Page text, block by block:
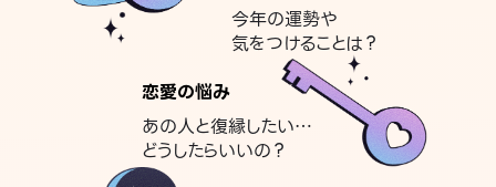
今年の運勢や
気をつけることは？
恋愛の悩み
あの人と復縁したい…
どうしたらいいの？